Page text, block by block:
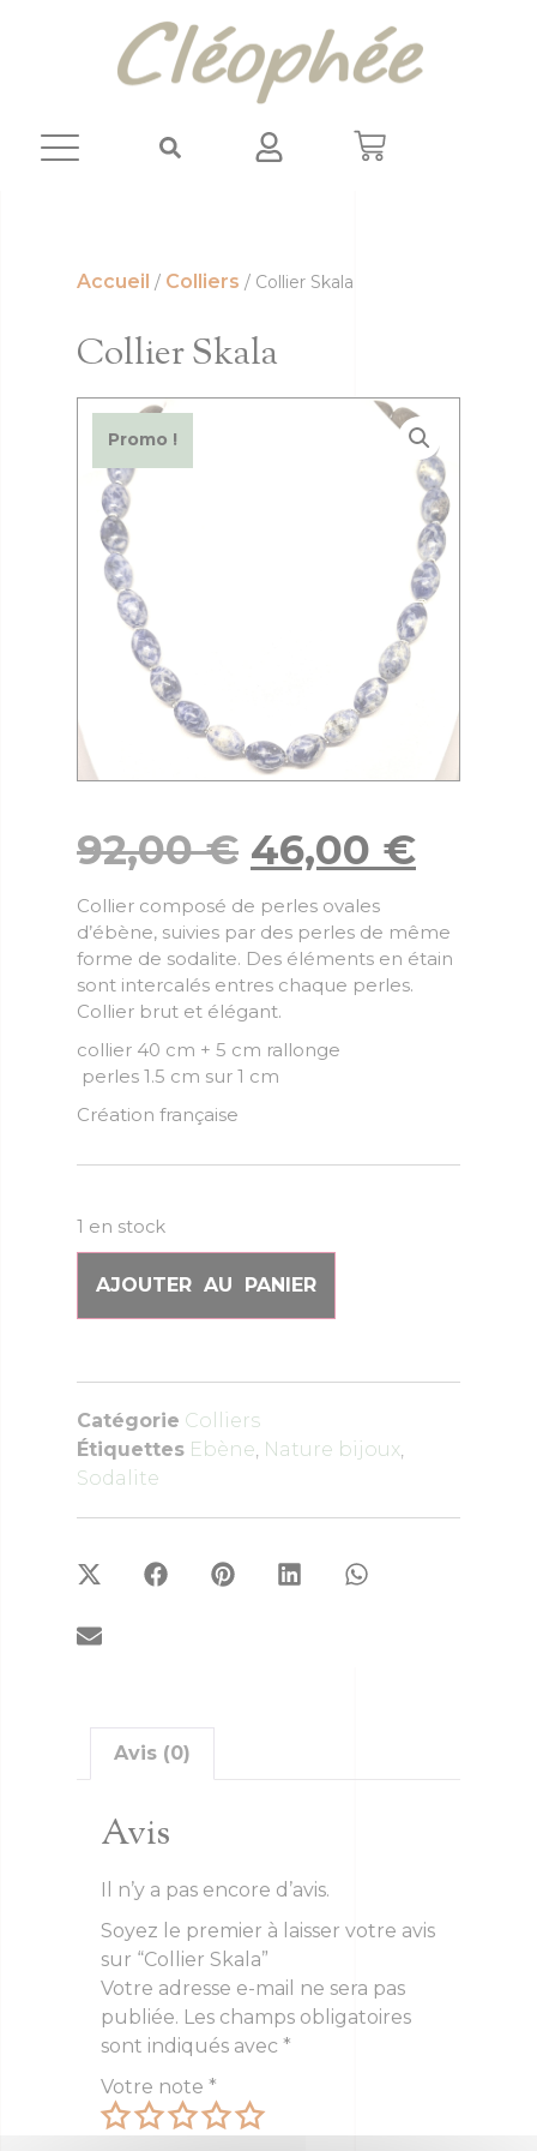
Accueil / Colliers / Collier Skala
Collier Skala
Promo !
92,00€ 46,00 €
Collier composé de perles ovales
d’ébène, suivies par des perles de même
forme de sodalite. Des éléments en étain
sont intercalés entres chaque perles.
Collier brut et élégant.
collier 40 cm + 5 cm rallonge
perles 1.5 cm sur 1 cm
Création française
1 en stock
AJOUTER AU PANIER
Catégorie Colliers
Étiquettes Ebène, Nature bijoux,
Sodalite
Avis (0)
Avis
Il n’y a pas encore d’avis.
Soyez le premier à laisser votre avis
sur “Collier Skala”
Votre adresse e-mail ne sera pas
publiée. Les champs obligatoires
sont indiqués avec *
Votre note *